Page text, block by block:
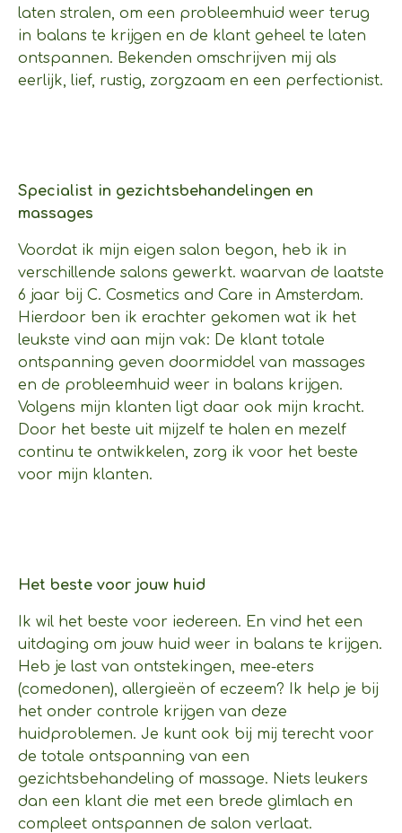
laten stralen, om een probleemhuid weer terug
in balans te krijgen en de klant geheel te laten
ontspannen. Bekenden omschrijven mij als
eerlijk, lief, rustig, zorgzaam en een perfectionist.
Specialist in gezichtsbehandelingen en
massages
Voordat ik mijn eigen salon begon, heb ik in
verschillende salons gewerkt. waarvan de laatste
6 jaar bij C. Cosmetics and Care in Amsterdam.
Hierdoor ben ik erachter gekomen wat ik het
leukste vind aan mijn vak: De klant totale
ontspanning geven doormiddel van massages
en de probleemhuid weer in balans krijgen.
Volgens mijn klanten ligt daar ook mijn kracht.
Door het beste uit mijzelf te halen en mezelf
continu te ontwikkelen, zorg ik voor het beste
voor mijn klanten.
Het beste voor jouw huid
Ik wil het beste voor iedereen. En vind het een
uitdaging om jouw huid weer in balans te krijgen.
Heb je last van ontstekingen, mee-eters
(comedonen), allergieën of eczeem? Ik help je bij
het onder controle krijgen van deze
huidproblemen. Je kunt ook bij mij terecht voor
de totale ontspanning van een
gezichtsbehandeling of massage. Niets leukers
dan een klant die met een brede glimlach en
compleet ontspannen de salon verlaat.